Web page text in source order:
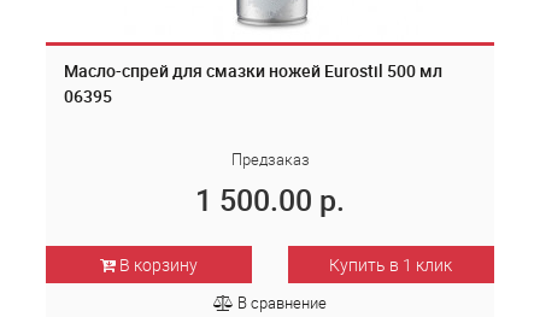
Масло-спрей для смазки ножей Eurostil 500 мл
06395
Предзаказ
1 500.00 р.
В корзину Купить в 1 клик
В сравнение